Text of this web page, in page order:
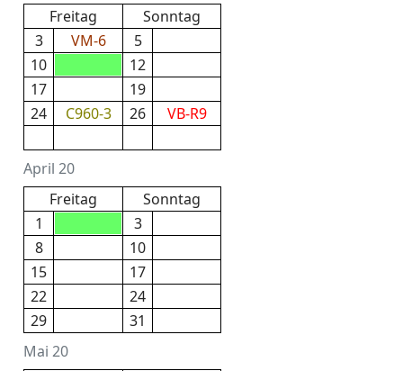
April 20
Freitag
Sonntag
3
VM-6
5
10
12
17
19
24
C960-3 26 VB-R9
Mai 20
Freitag
Sonntag
1
3
8
10
15
17
22
24
29
31